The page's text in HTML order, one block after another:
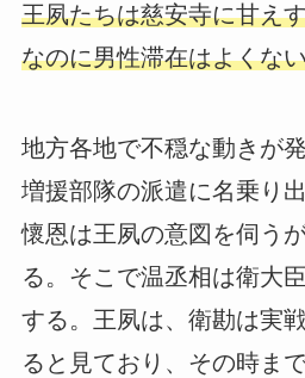
王夙たちは慈安寺に甘え
なのに男性滞在はよくな
地方各地で不穏な動きが
増援部隊の派遣に名乗り
懷恩は王夙の意図を伺う
る。そこで温丞相は衛大
する。王夙は、衛勘は実
ると見ており、その時ま